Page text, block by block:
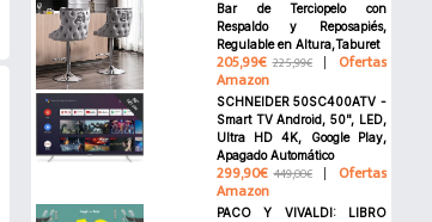
Bar de Terciopelo con
Respaldo y Reposapiés,
Regulable en Altura,Taburet
205,99€ 225,99€ Ofertas
Amazon
SCHNEIDER 50SC400ATV -
Smart TV Android, 50", LED,
Ultra HD 4K, Google Play,
Apagado Automático
299,90€ 449,00€ Ofertas
Amazon
PACO Y VIVALDI: LIBRO